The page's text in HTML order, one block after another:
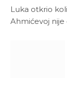
Luka otkrio
Ahmićevoj